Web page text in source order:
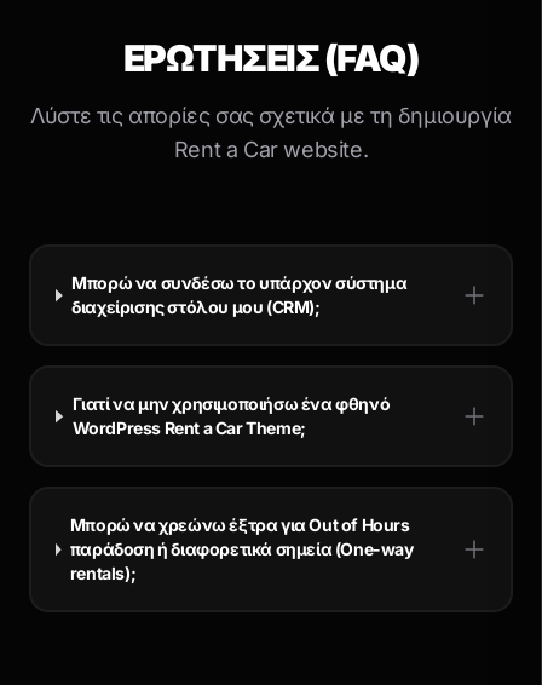
ΕΡΩΤΉΣΕΙΣ (FAQ)
Λύστε τις απορίες σας σχετικά με τη δημιουργία
Rent a Car website.
Μπορώ να συνδέσω το υπάρχον σύστημα
διαχείρισης στόλου μου (CRM);
Γιατί να μην χρησιμοποιήσω ένα φθηνό
WordPress Rent a Car Theme;
Μπορώ να χρεώνω έξτρα για Out of Hours
παράδοση ή διαφορετικά σημεία (One-way
rentals);